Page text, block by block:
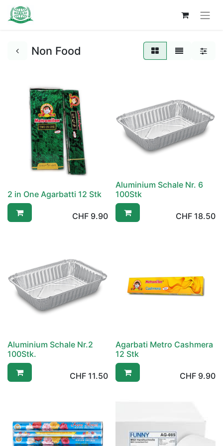
Non Food
2 in One Agarbatti 12 Stk
CHF 9.90
Aluminium Schale Nr. 6
100Stk
CHF 18.50
Aluminium Schale Nr.2
100Stk.
CHF 11.50
Agarbati Metro Cashmera
12 Stk
CHF 9.90